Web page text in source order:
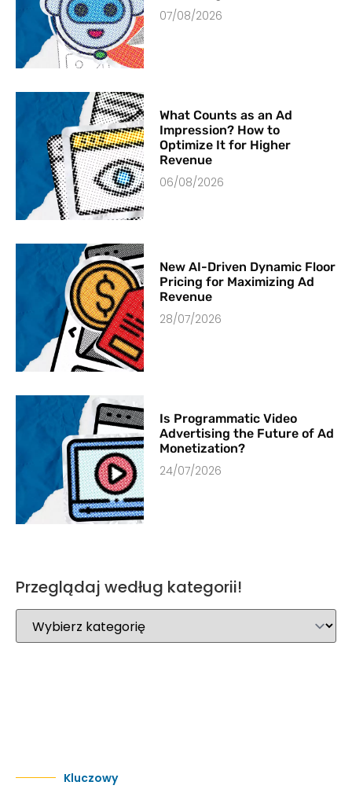
07/08/2026
What Counts as an Ad
Impression? How to
Optimize It for Higher
Revenue
06/08/2026
New AI-Driven Dynamic Floor
Pricing for Maximizing Ad
Revenue
28/07/2026
Is Programmatic Video
Advertising the Future of Ad
Monetization?
24/07/2026
Przeglądaj według kategorii!
Kluczowy